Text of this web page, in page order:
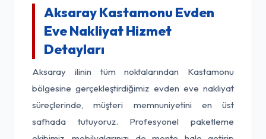
Aksaray Kastamonu Evden
Eve Nakliyat Hizmet
Detayları
Aksaray ilinin tüm noktalarından Kastamonu
bölgesine gerçekleştirdiğimiz evden eve nakliyat
süreçlerinde, müşteri memnuniyetini en üst
safhada tutuyoruz. Profesyonel paketleme